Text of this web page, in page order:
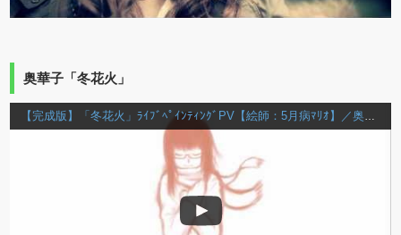
奥華子「冬花火」
【完成版】「冬花火」ﾗｲﾌﾞﾍﾟｲﾝﾃｨﾝｸﾞPV【絵師：5月病ﾏﾘｵ】／奥華子